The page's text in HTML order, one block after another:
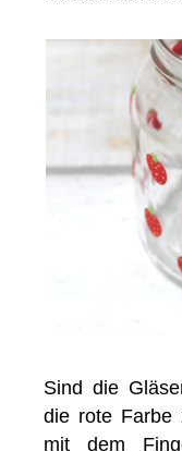
Sind die
die rote Farbe
mit dem